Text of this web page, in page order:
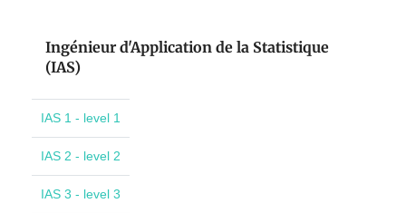
Ingénieur d'Application de la Statistique
(IAS)
IAS 1 - level 1
IAS 2 - level 2
IAS 3 - level 3